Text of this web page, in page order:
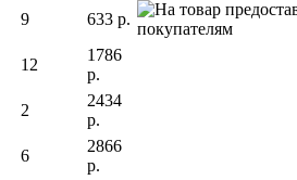
9 633 р.
12
1786
р.
2
2434
р.
6
2866
р.